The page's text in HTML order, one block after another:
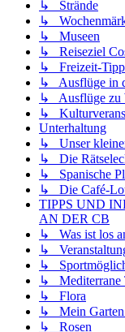
↳ Strände
↳
↳ Museen
↳ Reiseziel
↳ Freizeit-
↳ Ausflüge in
↳ Ausflüge zu
↳
Unterhaltung
↳ Unser
↳ Die
↳ Spanische
↳ Die Café-
TIPPS UND
AN DER CB
↳ Was ist los
↳
↳
↳ Mediterrane
↳ Flora
↳ Mein Garten
↳ Rosen